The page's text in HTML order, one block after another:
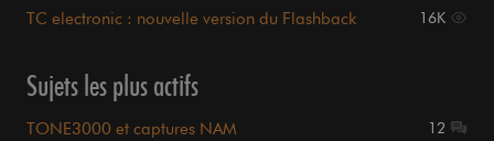
TC electronic : nouvelle version du Flashback
16K
Sujets les plus actifs
TONE3000 et captures NAM 12